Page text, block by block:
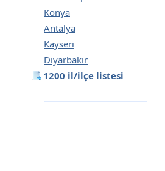
Konya
Antalya
Kayseri
Diyarbakır
1200 il/ilçe listesi